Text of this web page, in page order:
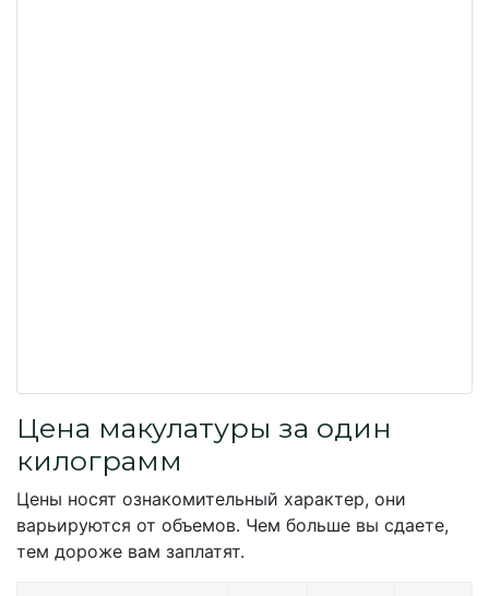
Цена макулатуры за один
килограмм
Цены носят ознакомительный характер, они
варьируются от объемов. Чем больше вы сдаете,
тем дороже вам заплатят.